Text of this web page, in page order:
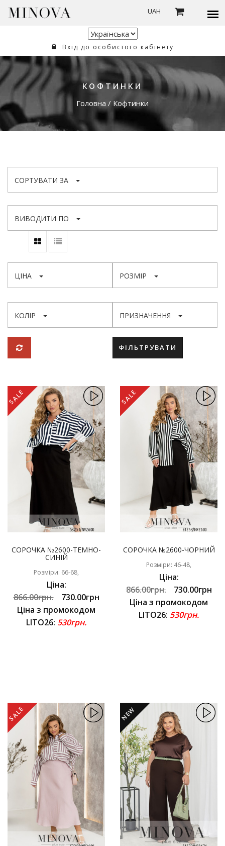
UAH
Вхід до особистого кабінету
КОФТИНКИ
Головна / Кофтинки
СОРТУВАТИ ЗА
ВИВОДИТИ ПО
ЦІНА РОЗМІР
КОЛІР ПРИЗНАЧЕННЯ
ФІЛЬТРУВАТИ
SALE
СОРОЧКА №2600-ТЕМНО-
СИНІЙ
Розміри: 66-68,
Ціна:
866.00грн.
730.00грн
Ціна з промокодом
LITO26: 530грн.
SALE
СОРОЧКА №2600-ЧОРНИЙ
Розміри: 46-48,
Ціна:
866.00грн.
730.00грн
Ціна з промокодом
LITO26: 530грн.
SALE NEW